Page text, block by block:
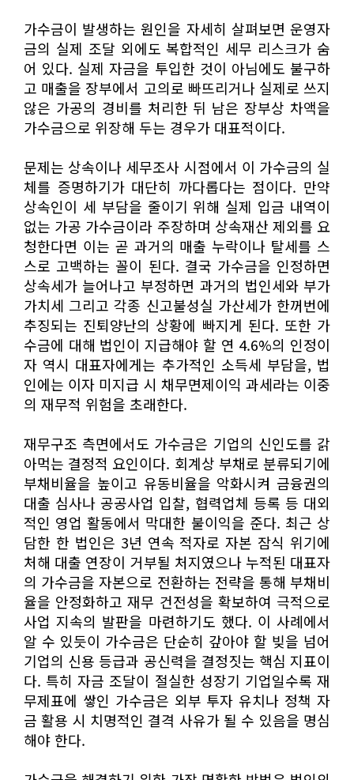
가수금이 발생하는 원인을 자세히 살펴보면 운영자
금의 실제 조달 외에도 복합적인 세무 리스크가 숨
어 있다. 실제 자금을 투입한 것이 아님에도 불구하
고 매출을 장부에서 고의로 빠뜨리거나 실제로 쓰지
않은 가공의 경비를 처리한 뒤 남은 장부상 차액을
가수금으로 위장해 두는 경우가 대표적이다.
문제는 상속이나 세무조사 시점에서 이 가수금의 실
체를 증명하기가 대단히 까다롭다는 점이다. 만약
상속인이 세 부담을 줄이기 위해 실제 입금 내역이
없는 가공 가수금이라 주장하며 상속재산 제외를 요
청한다면 이는 곧 과거의 매출 누락이나 탈세를 스
스로 고백하는 꼴이 된다. 결국 가수금을 인정하면
상속세가 늘어나고 부정하면 과거의 법인세와 부가
가치세 그리고 각종 신고불성실 가산세가 한꺼번에
추징되는 진퇴양난의 상황에 빠지게 된다. 또한 가
수금에 대해 법인이 지급해야 할 연 4.6%의 인정이
자 역시 대표자에게는 추가적인 소득세 부담을, 법
인에는 이자 미지급 시 채무면제이익 과세라는 이중
의 재무적 위험을 초래한다.
재무구조 측면에서도 가수금은 기업의 신인도를 갉
아먹는 결정적 요인이다. 회계상 부채로 분류되기에
부채비율을 높이고 유동비율을 악화시켜 금융권의
대출 심사나 공공사업 입찰, 협력업체 등록 등 대외
적인 영업 활동에서 막대한 불이익을 준다. 최근 상
담한 한 법인은 3년 연속 적자로 자본 잠식 위기에
처해 대출 연장이 거부될 처지였으나 누적된 대표자
의 가수금을 자본으로 전환하는 전략을 통해 부채비
율을 안정화하고 재무 건전성을 확보하여 극적으로
사업 지속의 발판을 마련하기도 했다. 이 사례에서
알 수 있듯이 가수금은 단순히 갚아야 할 빚을 넘어
기업의 신용 등급과 공신력을 결정짓는 핵심 지표이
다. 특히 자금 조달이 절실한 성장기 기업일수록 재
무제표에 쌓인 가수금은 외부 투자 유치나 정책 자
금 활용 시 치명적인 결격 사유가 될 수 있음을 명심
해야 한다.